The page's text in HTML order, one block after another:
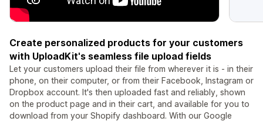
Create personalized products for your customers
with UploadKit's seamless file upload fields
Let your customers upload their file from wherever it is - in their
phone, on their computer, or from their Facebook, Instagram or
Dropbox account. It's then uploaded fast and reliably, shown
on the product page and in their cart, and available for you to
download from your Shopify dashboard. With our Google